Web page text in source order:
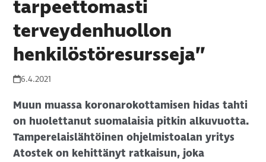
tarpeettomasti
terveydenhuollon
henkilöstöresursseja”
6.4.2021
Muun muassa koronarokottamisen hidas tahti
on huolettanut suomalaisia pitkin alkuvuotta.
Tamperelaislähtöinen ohjelmistoalan yritys
Atostek on kehittänyt ratkaisun, joka